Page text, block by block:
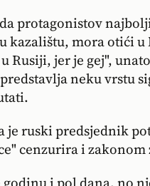
protagonistov
kazalištu, mora otići u
Rusiji, jer je gej",
neku vrstu
je ruski predsjednik
cenzurira i zakonom